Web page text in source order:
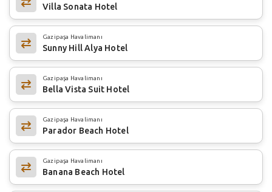
Villa Sonata Hotel
Gazipaşa Havalimanı
Sunny Hill Alya Hotel
Gazipaşa Havalimanı
Bella Vista Suit Hotel
Gazipaşa Havalimanı
Parador Beach Hotel
Gazipaşa Havalimanı
Banana Beach Hotel